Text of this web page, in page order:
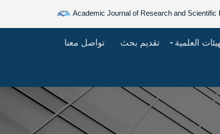
Academic Journal of Research and Scientific
العلمية تقديم بحث تواصل معنا